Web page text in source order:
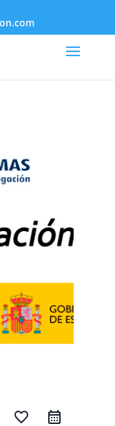
favorite_border